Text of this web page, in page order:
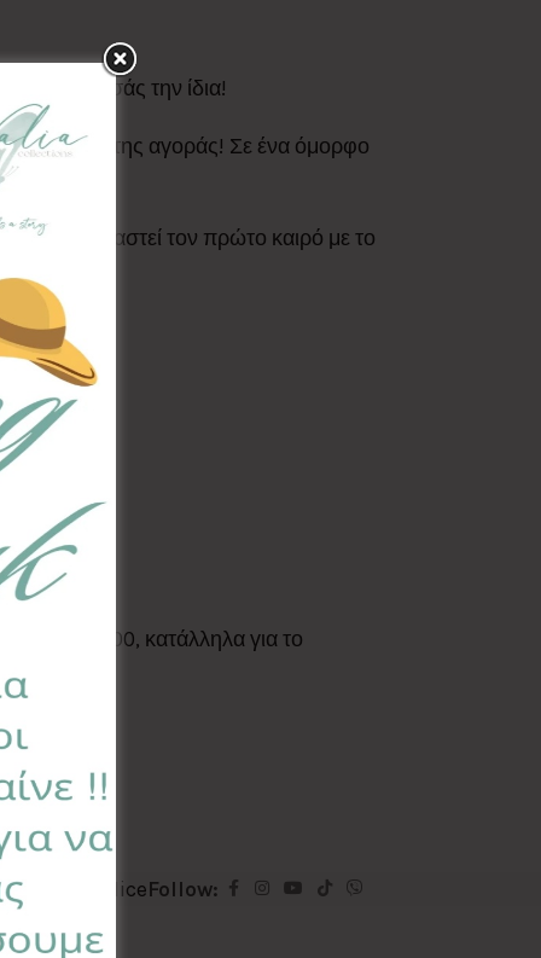
& για εσάς την ίδια!
σχέδια της αγοράς! Σε ένα όμορφο
τι θα χρειαστεί τον πρώτο καιρό με το
100, κατάλληλα για το
Ετικέτα: MiceFollow: